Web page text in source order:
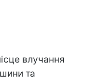
влучання
та